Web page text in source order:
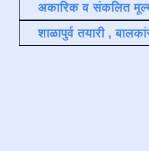
अकारिक व संकलित
शाळापुर्व तयारी ,